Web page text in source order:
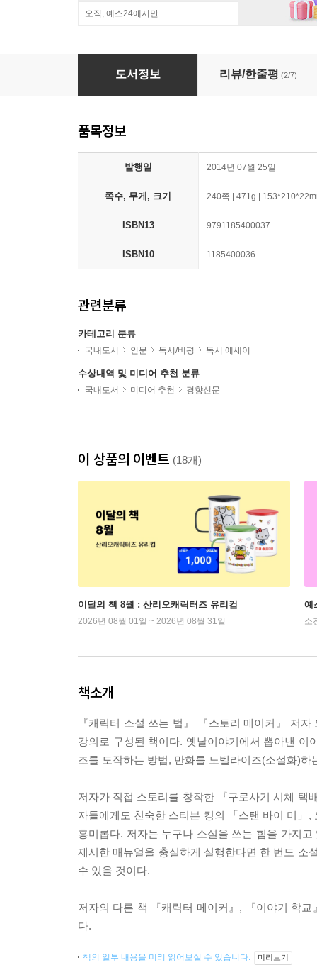
오직, 예스24에서만
이야기 체조
도서정보 리뷰/한줄평 (2/7)
품목정보
발행일 2014년 07월 25일
쪽수, 무게, 크기 240쪽 | 471g |
ISBN13 9791185400037
ISBN10 1185400036
관련분류
카테고리 분류
국내도서 인문 독서/비평 독서 에세이
수상내역 및 미디어 추천 분류
국내도서 미디어 추천 경향신문
이 상품의 이벤트 (18개)
이달의 책 8월 : 산리오캐릭터즈 유리컵
2026년 08월 01일 ~ 2026년 08월 31일
예
소
책소개
『캐릭터 소설 쓰는 법』 『스토리 메이커』 저
강의로 구성된 책이다. 옛날이야기에서 뽑아낸
조를 도작하는 방법, 만화를 노벨라이즈(소설화)
저자가 직접 스토리를 창작한 『구로사기 시체 택
자들에게도 친숙한 스티븐 킹의 「스탠 바이 미」
흥미롭다. 저자는 누구나 소설을 쓰는 힘을 가지
제시한 매뉴얼을 충실하게 실행한다면 한 번도 소
수 있을 것이다.
저자의 다른 책 『캐릭터 메이커』, 『이야기 학
다.
책의 일부 내용을 미리 읽어보실 수 있습니다. 미리보기